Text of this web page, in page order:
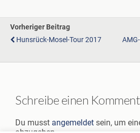
Vorheriger Beitrag
Hunsrück-Mosel-Tour 2017
Schreibe einen
Du musst angemeldet sein, um